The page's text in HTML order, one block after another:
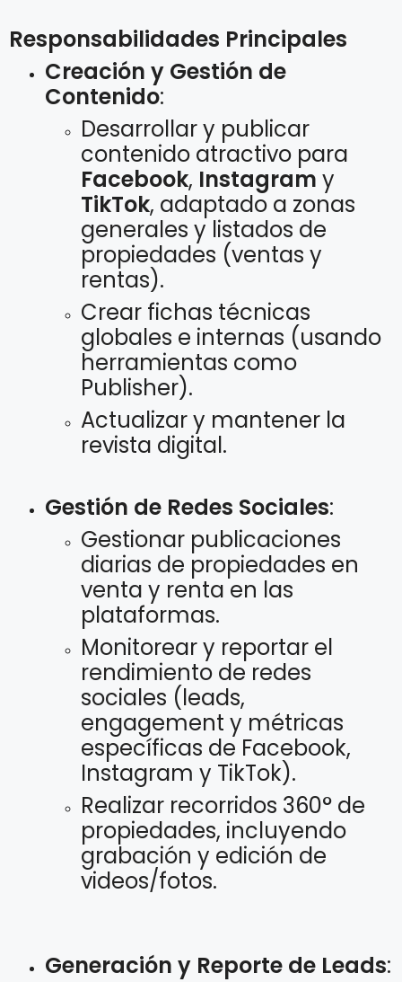
Responsabilidades Principales
Creación y Gestión de
Contenido:
Desarrollar y publicar
contenido atractivo para
Facebook, Instagram y
TikTok, adaptado a zonas
generales y listados de
propiedades (ventas y
rentas).
Crear fichas técnicas
globales e internas (usando
herramientas como
Publisher).
Actualizar y mantener la
revista digital.
Gestión de Redes Sociales:
Gestionar publicaciones
diarias de propiedades en
venta y renta en las
plataformas.
Monitorear y reportar el
rendimiento de redes
sociales (leads,
engagement y métricas
específicas de Facebook,
Instagram y TikTok).
Realizar recorridos 360° de
propiedades, incluyendo
grabación y edición de
videos/fotos.
Generación y Reporte de Leads: